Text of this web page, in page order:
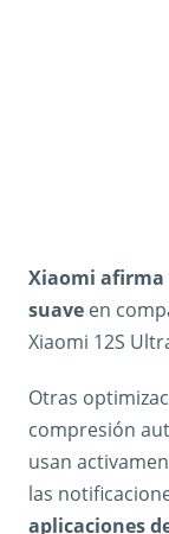
Xiaomi afirma
suave en
Xiaomi 12S
Otras
compresión
usan
las
aplicaciones